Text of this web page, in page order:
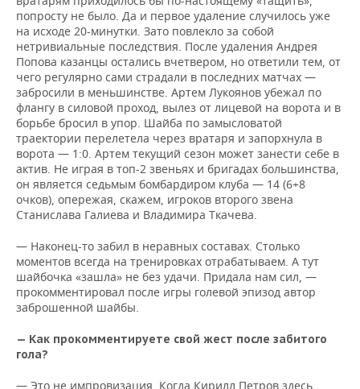
попросту не было. Да и первое удаление случилось уже
на исходе 20-минутки. Зато повлекло за собой
нетривиальные последствия. После удаления Андрея
Попова казанцы остались вчетвером, но ответили тем, от
чего регулярно сами страдали в последних матчах —
забросили в меньшинстве. Артем Лукоянов убежал по
флангу в силовой проход, вылез от лицевой на ворота и в
борьбе бросил в упор. Шайба по замысловатой
траектории перелетела через вратаря и запорхнула в
ворота — 1:0. Артем текущий сезон может занести себе в
актив. Не играя в топ-2 звеньях и бригадах большинства,
он является седьмым бомбардиром клуба — 14 (6+8
очков), опережая, скажем, игроков второго звена
Станислава Галиева и Владимира Ткачева.
— Наконец-то забил в неравных составах. Столько
моментов всегда на тренировках отрабатываем. А тут
шайбочка «зашла» не без удачи. Придала нам сил, —
прокомментировал после игры голевой эпизод автор
заброшенной шайбы.
— Как прокомментируете свой жест после забитого
гола?
— Это не импровизация. Когда Кирилл Петров здесь